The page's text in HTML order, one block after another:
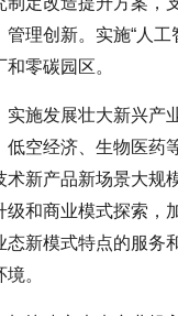
理创新。实施“人
零碳园区。
实施发展壮大新兴产
空经济、生物医药
新产品新场景大规
和商业模式探索，
新模式特点的服务
。